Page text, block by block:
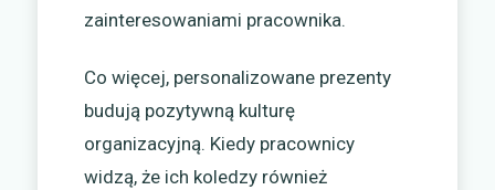
zainteresowaniami pracownika.
Co więcej, personalizowane prezenty
budują pozytywną kulturę
organizacyjną. Kiedy pracownicy
widzą, że ich koledzy również